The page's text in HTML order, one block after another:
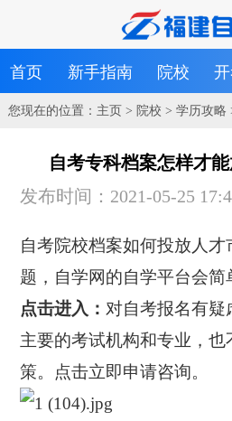
首页 新手指南 院校
您现在的位置： 主页> 院校 > 学历攻略
自考专科档案怎样才
发布时间：2021-05-25
自考院校档案如何投放人才
题，自学网的自学平台会简
点击进入： 对自考报名有疑
主要的考试机构和专业，
策。点击立即申请咨询。